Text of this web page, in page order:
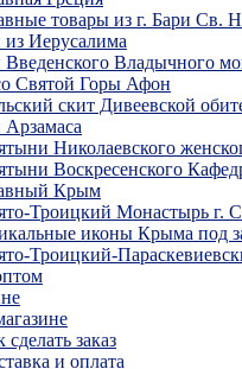
товары из г. Бари Св.
Иерусалима
Владычного
Святой Горы Афон
скит Дивеевской
Николаевского
Воскресенского
Крым
Троицкий Монастырь г.
иконы Крыма под
Троицкий-
сделать заказ
и оплата